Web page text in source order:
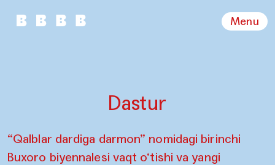
Menu
Dastur
“Qalblar dardiga darmon” nomidagi birinchi
Buxoro biyennalesi vaqt o‘tishi va yangi